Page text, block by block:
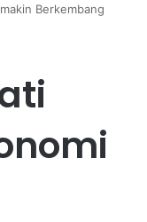
Berkembang